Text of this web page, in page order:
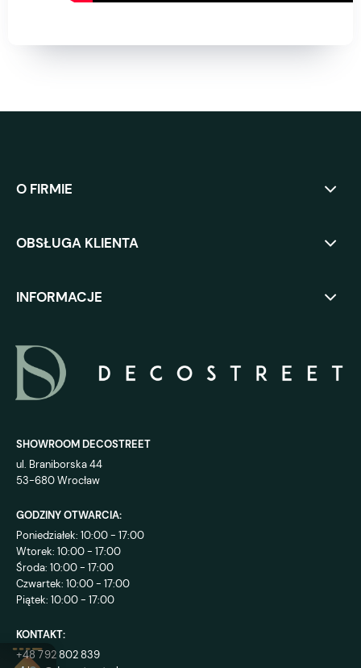
O FIRMIE
OBSŁUGA KLIENTA
INFORMACJE
SHOWROOM DECOSTREET
ul. Braniborska 44
53-680 Wrocław
GODZINY OTWARCIA:
Poniedziałek: 10:00 - 17:00
Wtorek: 10:00 - 17:00
Środa: 10:00 - 17:00
Czwartek: 10:00 - 17:00
Piątek: 10:00 - 17:00
KONTAKT:
+48 792 802 839